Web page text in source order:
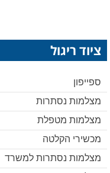
ציוד ריגול
ספייפון
מצלמות נסתרות
מצלמות מטפלת
מכשירי הקלטה
מצלמות נסתרות למשרד